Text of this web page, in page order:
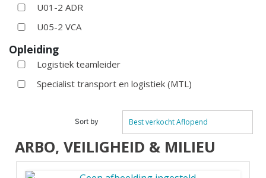
U01-2 ADR
U05-2 VCA
Opleiding
Logistiek teamleider
Specialist transport en logistiek (MTL)
Sort by Best verkocht Aflopend
ARBO, VEILIGHEID & MILIEU